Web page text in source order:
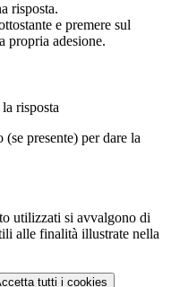
risposta.
e premere sul
propria adesione.
risposta
presente) per dare la
utilizzati si avvalgono di
alle finalità illustrate nella
tutti i cookies